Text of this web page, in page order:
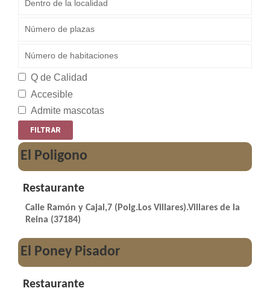
Q de Calidad
Accesible
Admite mascotas
El Poligono
Restaurante
Calle Ramón y Cajal,7 (Polg.Los Villares).Villares de la
Reina (37184)
El Poney Pisador
Restaurante